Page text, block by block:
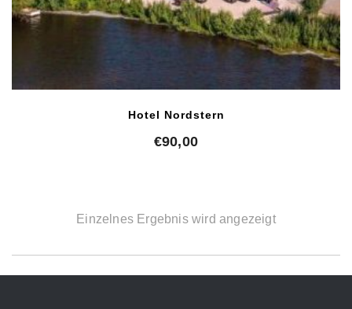
Hotel Nordstern
€90,00
Einzelnes Ergebnis wird angezeigt